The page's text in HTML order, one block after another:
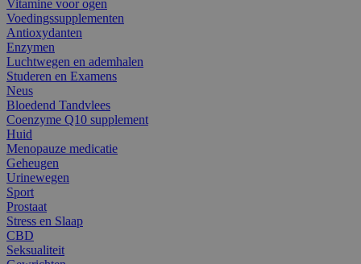
Vitamine voor ogen
Voedingssupplementen
Antioxydanten
Enzymen
Luchtwegen en ademhalen
Studeren en Examens
Neus
Bloedend Tandvlees
Coenzyme Q10 supplement
Huid
Menopauze medicatie
Geheugen
Urinewegen
Sport
Prostaat
Stress en Slaap
CBD
Seksualiteit